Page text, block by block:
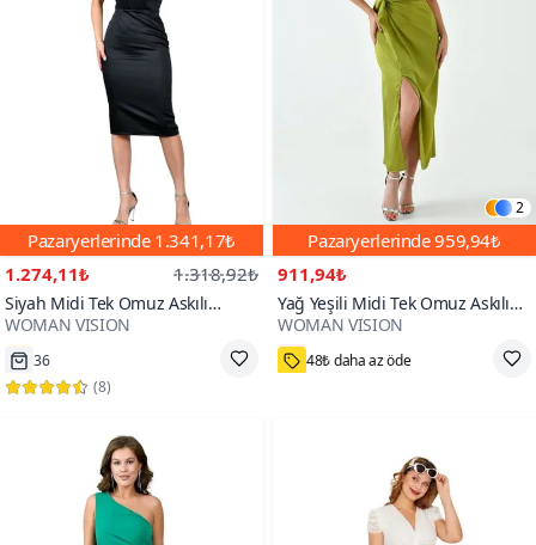
Pazaryerlerinde 1.341,17₺
1.274,11₺
1.318,92₺
Siyah Midi Tek Omuz Askılı
Omuzda Tül Detaylı Yırtmaçlı Şık
Abiye Elbise
WOMAN VISION
36
(8)
2
Pazaryerlerinde959,94₺
911,94₺
Yağ Yeşili Midi Tek Omuz Askılı
Saten Kumaş Gül Detaylı Kuşaklı
Önden Yırtmaçlı Abiye Elbise
WOMAN VISION
500+
48₺ daha az öde